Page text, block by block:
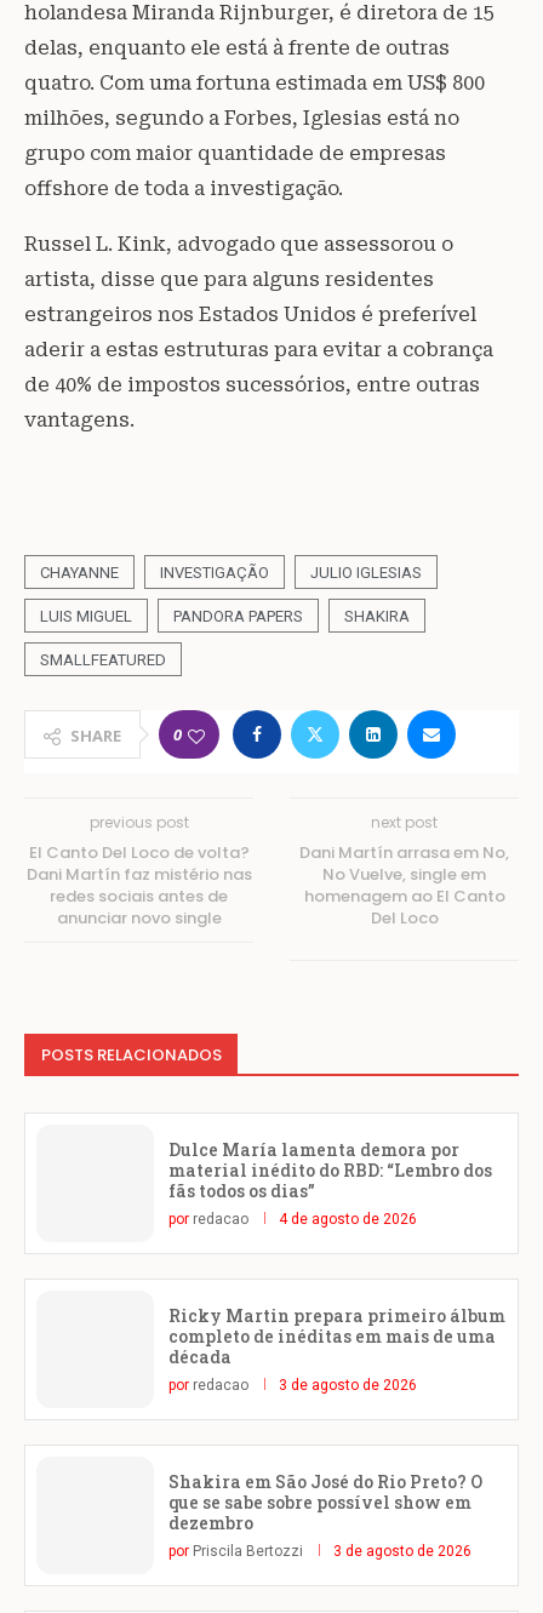
holandesa Miranda Rijnburger, é diretora de 15
delas, enquanto ele está à frente de outras
quatro. Com uma fortuna estimada em US$ 800
milhões, segundo a Forbes, Iglesias está no
grupo com maior quantidade de empresas
offshore de toda a investigação.
Russel L. Kink, advogado que assessorou o
artista, disse que para alguns residentes
estrangeiros nos Estados Unidos é preferível
aderir a estas estruturas para evitar a cobrança
de 40% de impostos sucessórios, entre outras
vantagens.
CHAYANNE INVESTIGAÇÃO JULIO IGLESIAS
LUIS MIGUEL PANDORA PAPERS SHAKIRA
SMALLFEATURED
SHARE 0
previous post
El Canto Del Loco de volta?
Dani Martín faz mistério nas
redes sociais antes de
anunciar novo single
next post
Dani Martín arrasa em No,
No Vuelve, single em
homenagem ao El Canto
Del Loco
POSTS RELACIONADOS
Dulce María lamenta demora por
material inédito do RBD: “Lembro dos
fãs todos os dias”
por redacao 4 de agosto de 2026
Ricky Martin prepara primeiro álbum
completo de inéditas em mais de uma
década
por redacao 3 de agosto de 2026
Shakira em São José do Rio Preto? O
que se sabe sobre possível show em
dezembro
por Priscila Bertozzi 3 de agosto de 2026